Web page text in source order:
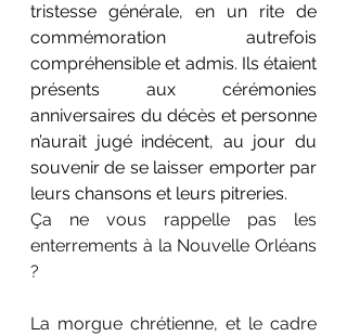
tristesse générale, en un rite de
commémoration autrefois
compréhensible et admis. Ils étaient
présents aux cérémonies
anniversaires du décès et personne
n’aurait jugé indécent, au jour du
souvenir de se laisser emporter par
leurs chansons et leurs pitreries.
Ça ne vous rappelle pas les
enterrements à la Nouvelle Orléans
?
La morgue chrétienne, et le cadre